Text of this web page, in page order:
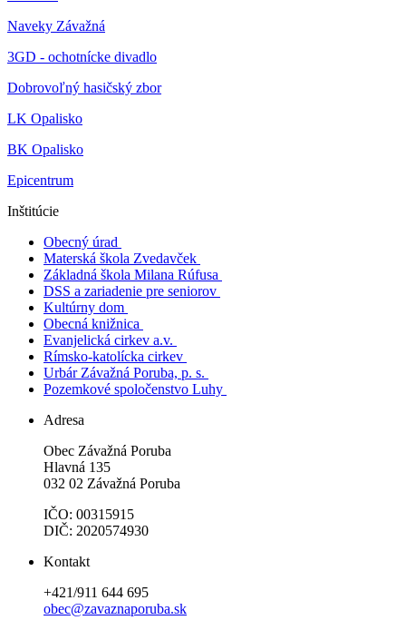
Naveky Závažná
3GD - ochotnícke divadlo
Dobrovoľný hasičský zbor
LK Opalisko
BK Opalisko
Epicentrum
Inštitúcie
Obecný úrad
Materská škola Zvedavček
Základná škola Milana Rúfusa
DSS a zariadenie pre seniorov
Kultúrny dom
Obecná knižnica
Evanjelická cirkev a.v.
Rímsko-katolícka cirkev
Urbár Závažná Poruba, p. s.
Pozemkové spoločenstvo Luhy
Adresa
Obec Závažná Poruba
Hlavná 135
032 02 Závažná Poruba
IČO: 00315915
DIČ: 2020574930
Kontakt
+421/911 644 695
obec@zavaznaporuba.sk